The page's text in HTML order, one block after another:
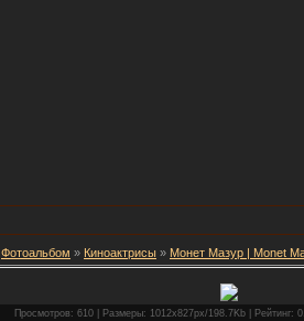
Фотоальбом » Киноактрисы » Монет Мазур | Monet
Просмотров: 610 | Размеры: 1012x827px/198.7Kb | Рейтинг: